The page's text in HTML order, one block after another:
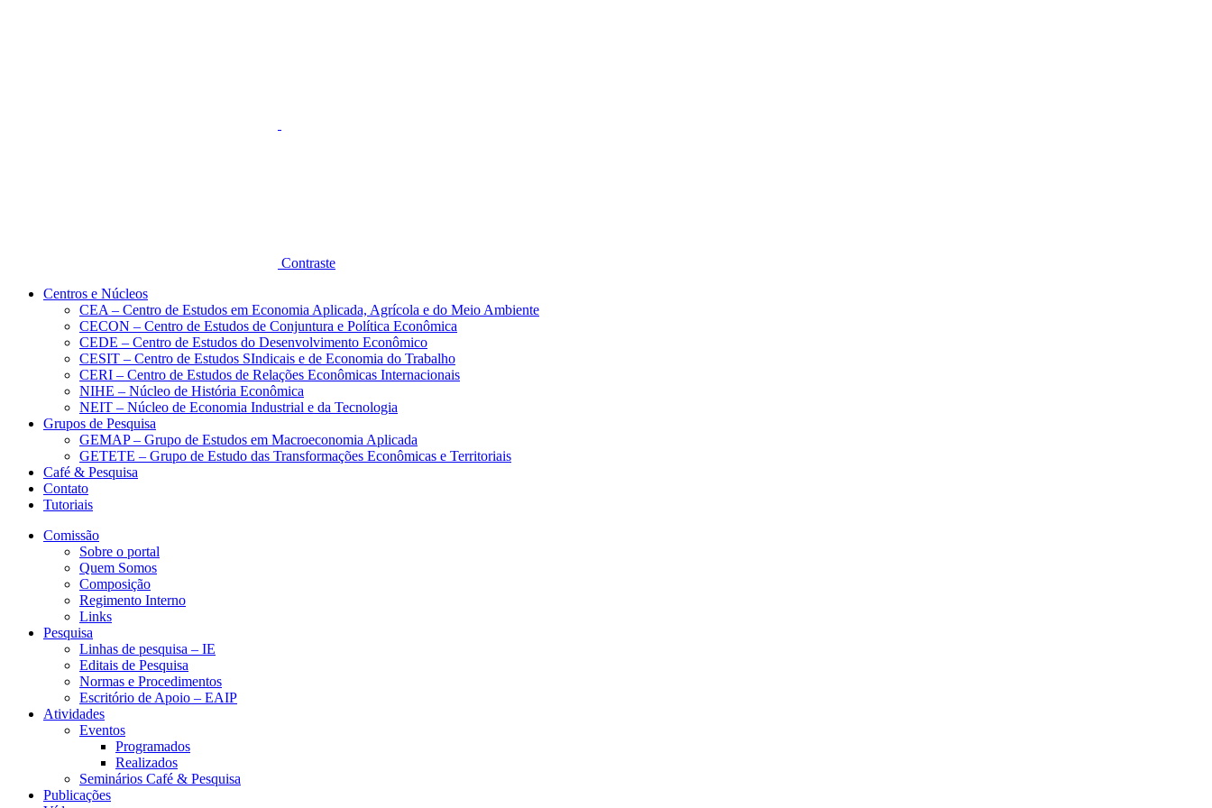
Contraste
Centros e Núcleos
CEA – Centro de Estudos em Economia Aplicada, Agrícola e do Meio Ambiente
CECON – Centro de Estudos de Conjuntura e Política Econômica
CEDE – Centro de Estudos do Desenvolvimento Econômico
CESIT – Centro de Estudos SIndicais e de Economia do Trabalho
CERI – Centro de Estudos de Relações Econômicas Internacionais
NIHE – Núcleo de História Econômica
NEIT – Núcleo de Economia Industrial e da Tecnologia
Grupos de Pesquisa
GEMAP – Grupo de Estudos em Macroeconomia Aplicada
GETETE – Grupo de Estudo das Transformações Econômicas e Territoriais
Café & Pesquisa
Contato
Tutoriais
Comissão
Sobre o portal
Quem Somos
Composição
Regimento Interno
Links
Pesquisa
Linhas de pesquisa – IE
Editais de Pesquisa
Normas e Procedimentos
Escritório de Apoio – EAIP
Atividades
Eventos
Programados
Realizados
Seminários Café & Pesquisa
Publicações